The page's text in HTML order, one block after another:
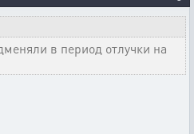
в период отлучки на